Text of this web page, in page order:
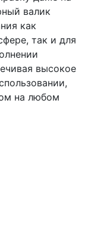
валик
как
так и для
высокое
на любом